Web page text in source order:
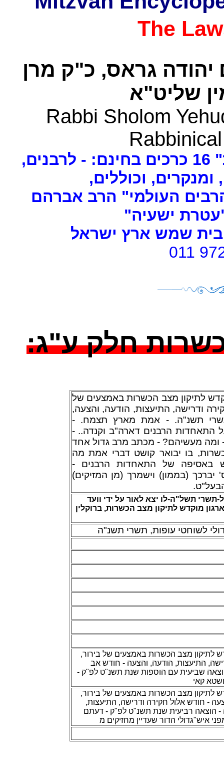
The
גראס, כ"ק מרן
שליט"א
Rabbi Sholom
ומנקרים, וכוללים,
העולמי" הרב אברהם
ישעיה"
שמש ארץ ישראל
011
כשרות חלק ע"ג:
לתיקון מצב הכשרות באמצעים של
ודרישה, התיעצות, הודעה, והצעה,
תשנ"ה. - אמת מארץ תצמח. -
התאחדות הרבנים דארה"ב וקנדה.. -
ומה מעשיהם? - מכתב מרב גדול אחד
בו יבואר קושט דברי אמת מה
באסיפה של התאחדות הרבנים -
' יברכך (בממון) וישמרך(מן המזיקים)
"ט.
תשרי תשל"ה-לו יצא לאור על ידי וועד
מוקדש לתיקון מצב הכשרות, ברוקלין
לשוחטי עופות, תשרי תשנ"ה
לתיקון מצב הכשרות באמצעים של בירור,
התיעצות, הודעה, והצעה - חודש אב
שביעית עם הוספות שנת תשנ"ט לפ"ק -
קאי
לתיקון מצב הכשרות באמצעים של בירור,
חקירה ודרישה, התיעצות, - חודש אלול
הוצאה רביעית שנת תשנ"ט לפ"ק - דעתם
גדולי הדור שעדיין מחזיקים מ"איש